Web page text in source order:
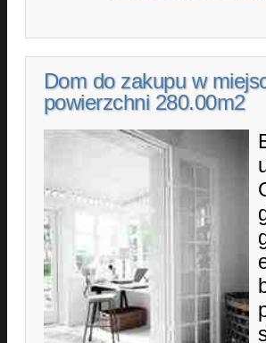
Dom do zakupu w
powierzchni 280.00m2